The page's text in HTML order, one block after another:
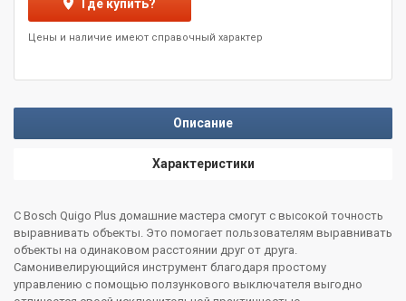
Где купить?
Цены и наличие имеют справочный характер
Описание
Характеристики
С Bosch Quigo Plus домашние мастера смогут с высокой точность
выравнивать объекты. Это помогает пользователям выравнивать
объекты на одинаковом расстоянии друг от друга.
Самонивелирующийся инструмент благодаря простому
управлению с помощью ползункового выключателя выгодно